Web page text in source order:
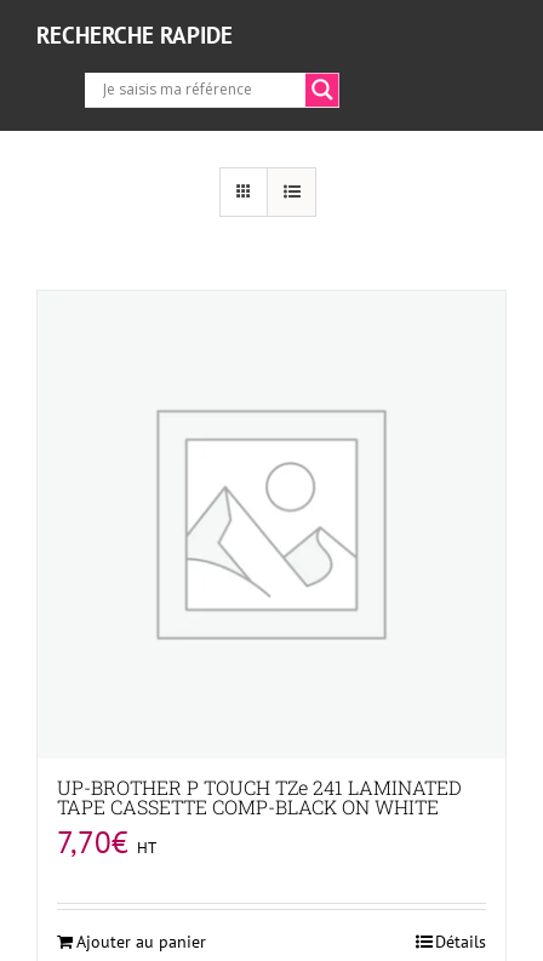
RECHERCHE RAPIDE
UP-BROTHER P TOUCH TZe 241 LAMINATED
TAPE CASSETTE COMP-BLACK ON WHITE
7,70€ HT
Ajouter au panier Détails